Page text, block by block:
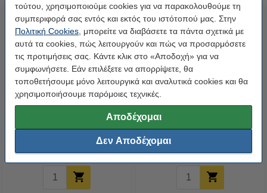
τούτου, χρησιμοποιούμε cookies για να παρακολουθούμε τη
συμπεριφορά σας εντός και εκτός του ιστότοπού μας. Στην
Πολιτική Cookies , μπορείτε να διαβάσετε τα πάντα σχετικά με
αυτά τα cookies, πώς λειτουργούν και πώς να προσαρμόσετε
τις προτιμήσεις σας. Κάντε κλικ στο «Αποδοχή» για να
συμφωνήσετε. Εάν επιλέξετε να απορρίψετε, θα
τοποθετήσουμε μόνο λειτουργικά και αναλυτικά cookies και θα
χρησιμοποιήσουμε παρόμοιες τεχνικές.
Αποδέχομαι
Δεν Αποδέχομαι
Στυλό 123ink 10 τμχ Blue
Συμπ. 24% ΦΠΑ
Προσφορά: Συρραπτικό 123ink
24/6-8 & 1000 συρραπτικά
14,90 €